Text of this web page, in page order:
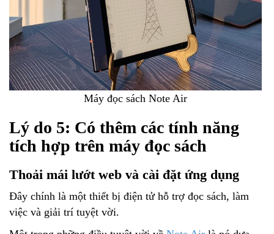
Máy đọc sách Note Air
Lý do 5: Có thêm các tính năng
tích hợp trên máy đọc sách
Thoải mái lướt web và cài đặt ứng dụng
Đây chính là một thiết bị điện tử hỗ trợ đọc sách, làm
việc và giải trí tuyệt vời.